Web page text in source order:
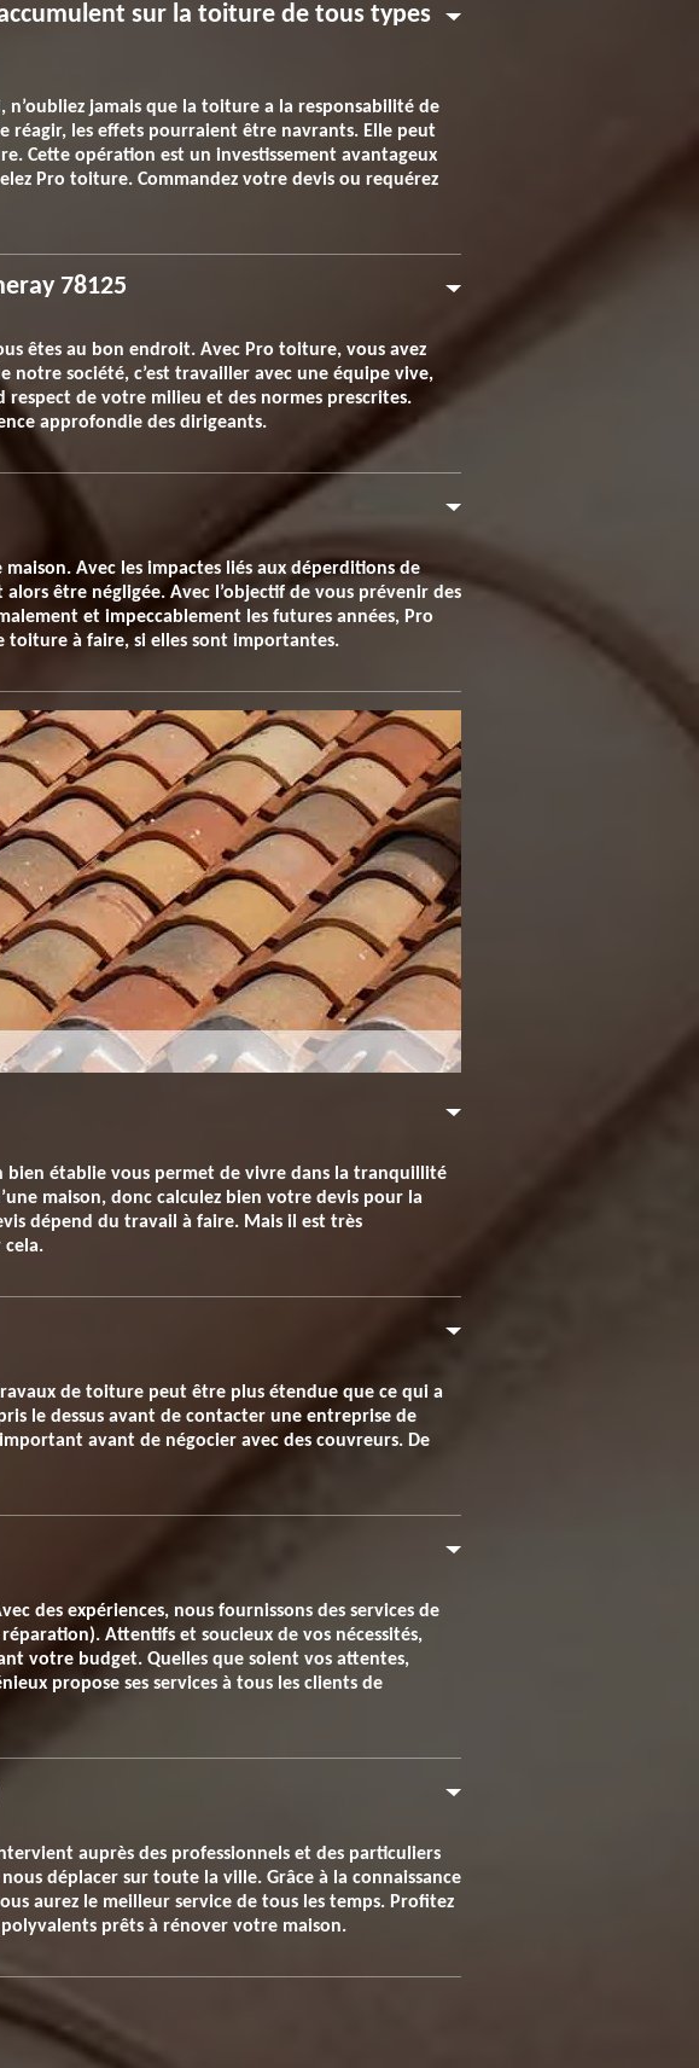
sur la toiture de tous types
jamais que la toiture a la responsabilité de
réagir, les effets pourraient être navrants. Elle peut
Cette opération est un investissement avantageux
Pro toiture. Commandez votre devis ou requérez
78125
êtes au bon endroit. Avec Pro toiture, vous avez
notre société, c’est travailler avec une équipe vive,
de votre milieu et des normes prescrites.
approfondie des dirigeants.
Avec les impactes liés aux déperditions de
être négligée. Avec l’objectif de vous prévenir des
et impeccablement les futures années, Pro
toiture à faire, si elles sont importantes.
bien établie vous permet de vivre dans la tranquillité
maison, donc calculez bien votre devis pour la
dépend du travail à faire. Mais il est très
cela.
de toiture peut être plus étendue que ce qui a
le dessus avant de contacter une entreprise de
avant de négocier avec des couvreurs. De
des expériences, nous fournissons des services de
Attentifs et soucieux de vos nécessités,
votre budget. Quelles que soient vos attentes,
propose ses services à tous les clients de
auprès des professionnels et des particuliers
déplacer sur toute la ville. Grâce à la connaissance
aurez le meilleur service de tous les temps. Profitez
prêts à rénover votre maison.